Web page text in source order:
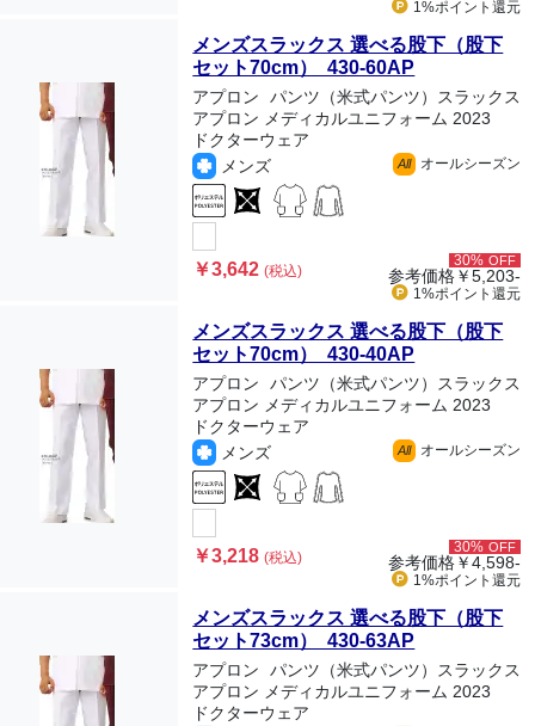
1%ポイント 還元
メンズスラックス 選べる股下（股下
セット70cm） 430-60AP
アプロン
パンツ（米式パンツ）スラックス
アプロン メディカルユニフォーム 2023
ドクターウェア
メンズ
All オールシーズン
￥3,642(税込)
30% OFF
参考価格￥5,203-
1%ポイント 還元
メンズスラックス 選べる股下（股下
セット70cm） 430-40AP
アプロン
パンツ（米式パンツ）スラックス
アプロン メディカルユニフォーム 2023
ドクターウェア
メンズ
All オールシーズン
￥3,218(税込)
30% OFF
参考価格￥4,598-
1%ポイント 還元
メンズスラックス 選べる股下（股下
セット73cm） 430-63AP
アプロン
パンツ（米式パンツ）スラックス
アプロン メディカルユニフォーム 2023
ドクターウェア